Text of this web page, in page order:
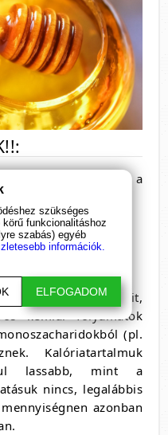
a
és
mannit, eritrit, xilit,
kémiai folyamatok
(pl.
Kalóriatartalmuk
lassabb, mint a
nincs, legalábbis
azonban
szükséges
funkcionalitáshoz
szabás) egyéb
információk.
ELFOGADOM